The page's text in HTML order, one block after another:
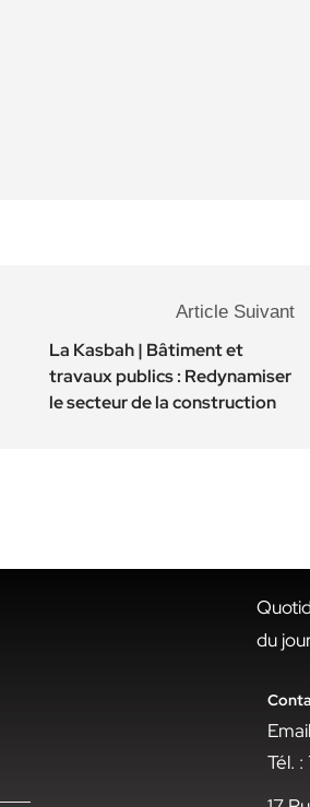
Article Suivant
La Kasbah | Bâtiment et
travaux publics : Redynamiser
le secteur de la construction
du
Tél.